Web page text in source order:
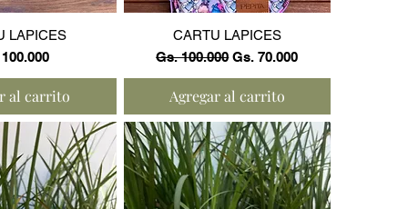
rápida
LAPICES
al carrito
Vista rápida
CARTU LAPICES
Precio
Gs. 100.000 Precio de oferta
Gs. 70.000
Agregar al carrito